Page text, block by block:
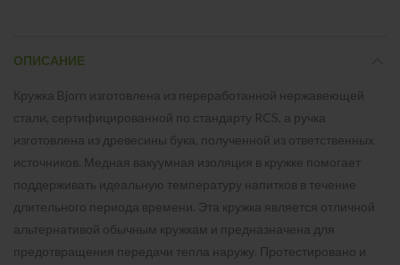
ОПИСАНИЕ
Кружка Bjorn изготовлена из переработанной нержавеющей
стали, сертифицированной по стандарту RCS, а ручка
изготовлена из древесины бука, полученной из ответственных
источников. Медная вакуумная изоляция в кружке помогает
поддерживать идеальную температуру напитков в течение
длительного периода времени. Эта кружка является отличной
альтернативой обычным кружкам и предназначена для
предотвращения передачи тепла наружу. Протестировано и